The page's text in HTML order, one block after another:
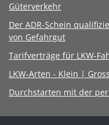
Güterverkehr
Der ADR-Schein
von Gefahrgut
Tarifverträge für LKW-
LKW-Arten - Klein |
Durchstarten mit der